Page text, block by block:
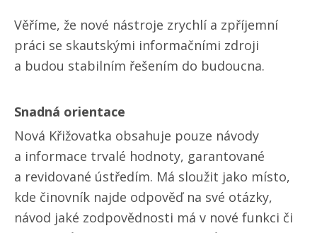
Věříme, že nové nástroje zrychlí a zpříjemní
práci se skautskými informačními zdroji
a budou stabilním řešením do budoucna.
Snadná orientace
Nová Křižovatka obsahuje pouze návody
a informace trvalé hodnoty, garantované
a revidované ústředím. Má sloužit jako místo,
kde činovník najde odpověď na své otázky,
návod jaké zodpovědnosti má v nové funkci či